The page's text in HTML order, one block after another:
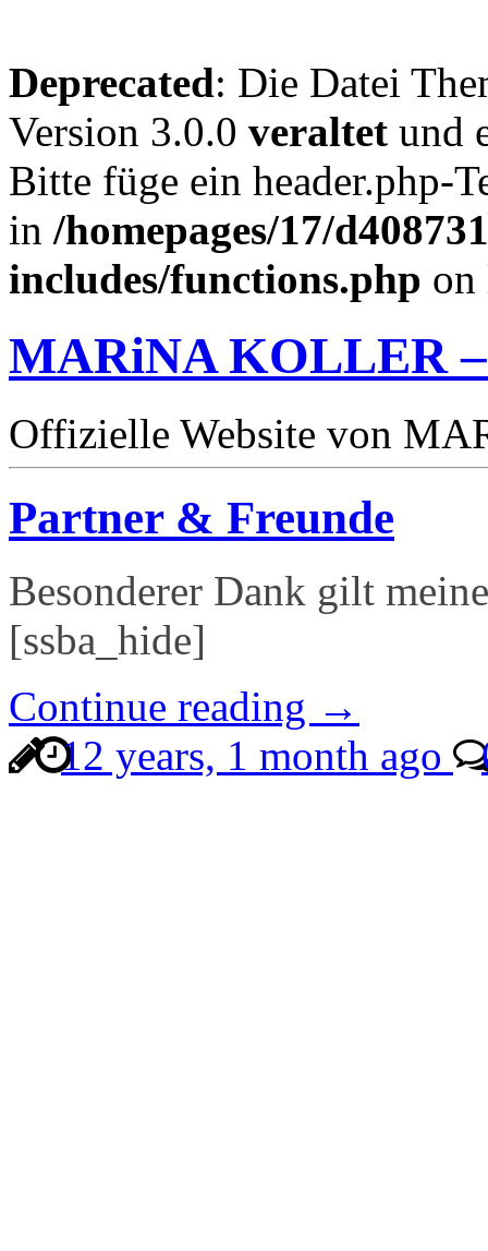
Deprecated: Die Datei
Version 3.0.0 veraltet und
Bitte füge ein header.php-
in /homepages/17/
includes/functions.php
MARiNA KOLLER
Offizielle Website von
Partner & Freunde
Besonderer Dank gilt
[ssba_hide]
Continue reading →
12 years, 1 month ago